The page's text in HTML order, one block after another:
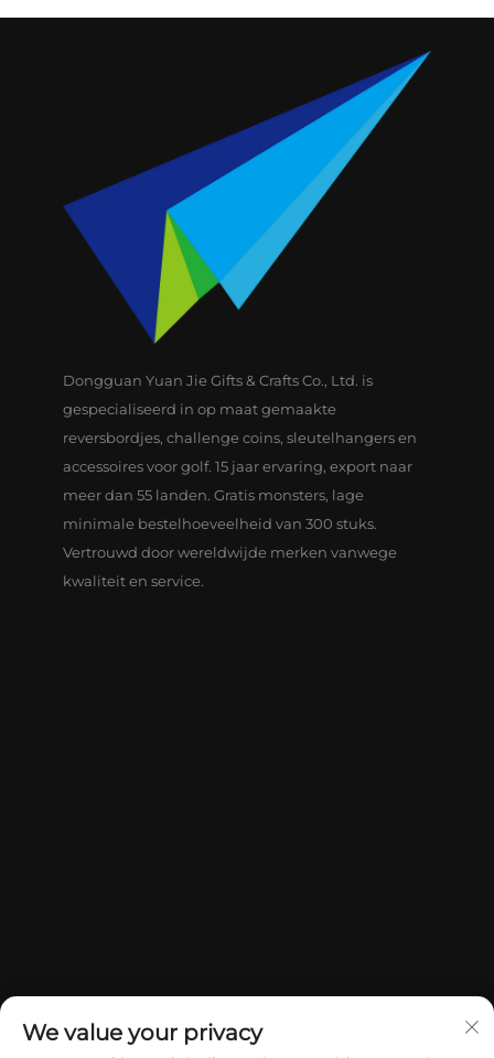
Dongguan Yuan Jie Gifts & Crafts Co., Ltd. is
gespecialiseerd in op maat gemaakte
reversbordjes, challenge coins, sleutelhangers en
accessoires voor golf. 15 jaar ervaring, export naar
meer dan 55 landen. Gratis monsters, lage
minimale bestelhoeveelheid van 300 stuks.
Vertrouwd door wereldwijde merken vanwege
kwaliteit en service.
We value your privacy